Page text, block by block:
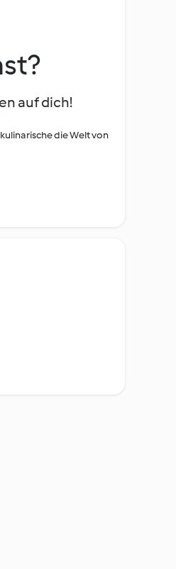
auf dich!
die Welt von